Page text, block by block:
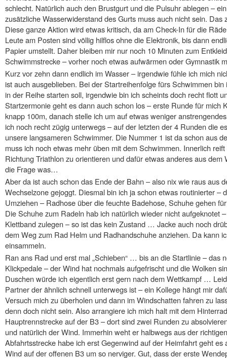
schlecht. Natürlich auch den Brustgurt und die Pulsuhr ablegen –
zusätzliche Wasserwiderstand des Gurts muss auch nicht sein.
Diese ganze Aktion wird etwas kritisch, da am Check-In für die
Leute am Posten sind völlig hilflos ohne die Elektronik, bis dann
Papier umstellt. Daher bleiben mir nur noch 10 Minuten zum
Schwimmstrecke – vorher noch etwas aufwärmen oder Gymnastik
Kurz vor zehn dann endlich im Wasser – irgendwie fühle ich mich
ist auch ausgeblieben. Bei der Startreihenfolge fürs Schwimmen
in der Reihe starten soll, irgendwie bin ich scheints doch recht flott
Startzermonie geht es dann auch schon los – erste Runde für mich
knapp 100m, danach stelle ich um auf etwas weniger
ich noch recht zügig unterwegs – auf der letzten der 4 Runden die
unsere langsameren Schwimmer. Die Nummer 1 ist da schon aus
muss ich noch etwas mehr üben mit dem Schwimmen. Innerlich
Richtung Triathlon zu orientieren und dafür etwas anderes aus
die Frage was…
Aber da ist auch schon das Ende der Bahn – also nix wie raus aus
Wechselzone gejoggt. Diesmal bin ich ja schon etwas routinierter –
Umziehen – Radhose über die feuchte Badehose, Schuhe gehen
Die Schuhe zum Radeln hab ich natürlich wieder nicht aufgeknotet
Klettband zulegen – so ist das kein Zustand … Jacke auch noch
dem Weg zum Rad Helm und Radhandschuhe anziehen. Da kann
einsammeln.
Ran ans Rad und erst mal „Schieben“ … bis an die Startlinie – das
Klickpedale – der Wind hat nochmals aufgefrischt und die Wolken
Duschen würde ich eigentlich erst gern nach dem Wettkampf …
Partner der ähnlich schnell unterwegs ist – ein Kollege hängt mir
Versuch mich zu überholen und dann im Windschatten fahren zu
denn doch nicht sein. Also arrangiere ich mich halt mit dem
Hauptrennstrecke auf der B3 – dort sind zwei Runden zu
und natürlich der Wind. Immerhin weht er halbwegs aus der
Abfahrtsstrecke habe ich erst Gegenwind auf der Heimfahrt geht
Wind auf der offenen B3 um so nerviger. Gut, dass der erste